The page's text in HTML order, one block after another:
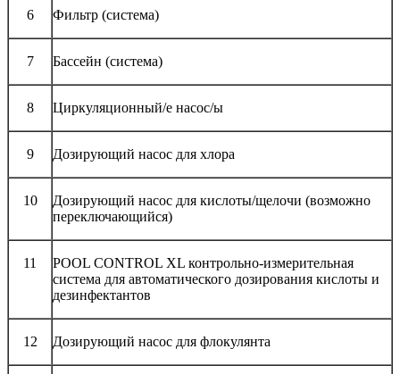
6 Фильтр (система)
7 Бассейн (система)
8 Циркуляционный/е насос/ы
9 Дозирующий насос для хлора
10
Дозирующий насос для кислоты/щелочи (возможно
переключающийся)
11
POOL CONTROL XL контрольно-измерительная
система для автоматического дозирования кислоты и
дезинфектантов
12 Дозирующий насос для флокулянта